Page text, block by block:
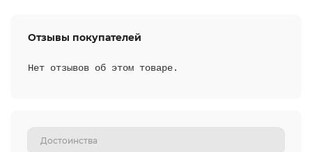
Отзывы покупателей
Нет отзывов об этом товаре.